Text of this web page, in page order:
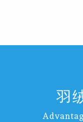
羽